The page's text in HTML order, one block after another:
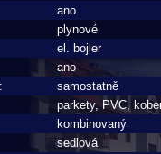
ano
plynové
el. bojler
ano
samostatně
parkety, PVC,
kombinovaný
sedlová